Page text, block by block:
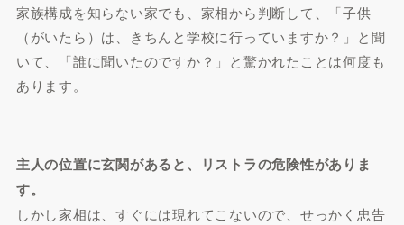
家族構成を知らない家でも、家相から判断して、「子供
（がいたら）は、きちんと学校に行っていますか？」と聞
いて、「誰に聞いたのですか？」と驚かれたことは何度も
あります。
主人の位置に玄関があると、リストラの危険性がありま
す。
しかし家相は、すぐには現れてこないので、せっかく忠告